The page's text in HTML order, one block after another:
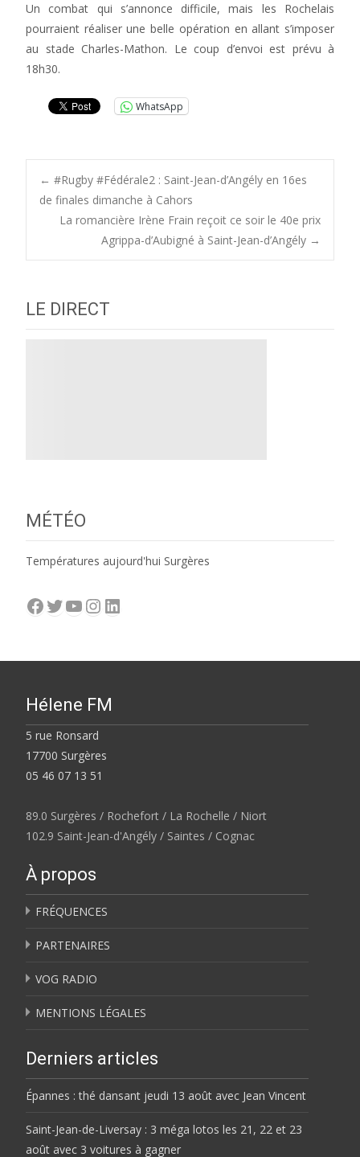
Un combat qui s’annonce difficile, mais les Rochelais
pourraient réaliser une belle opération en allant s’imposer
au stade Charles-Mathon. Le coup d’envoi est prévu à
18h30.
WhatsApp
Post
navigation
← #Rugby #Fédérale2 : Saint-Jean-d’Angély en 16es
de finales dimanche à Cahors
La romancière Irène Frain reçoit ce soir le 40e prix
Agrippa-d’Aubigné à Saint-Jean-d’Angély →
LE DIRECT
MÉTÉO
Températures aujourd'hui Surgères
Facebook
Twitter
YouTube
Instagram
LinkedIn
Hélene FM
5 rue Ronsard
17700 Surgères
05 46 07 13 51
89.0 Surgères / Rochefort / La Rochelle / Niort
102.9 Saint-Jean-d'Angély / Saintes / Cognac
À propos
FRÉQUENCES
PARTENAIRES
VOG RADIO
MENTIONS LÉGALES
Derniers articles
Épannes : thé dansant jeudi 13 août avec Jean Vincent
Saint-Jean-de-Liversay : 3 méga lotos les 21, 22 et 23
août avec 3 voitures à gagner